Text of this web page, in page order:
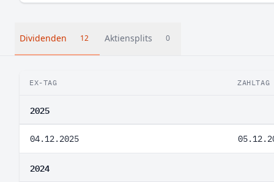
Dividenden 12 Aktiensplits 0
EX-TAG ZAHLTAG
2025
04.12.2025
2024